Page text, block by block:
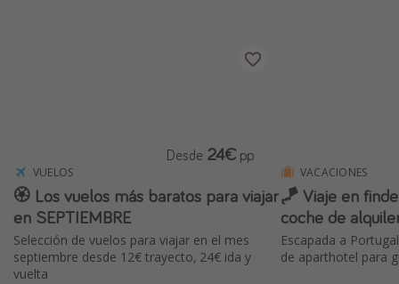
VUELOS
🏵️ Los vuelos más baratos para viajar
en SEPTIEMBRE
Selección de vuelos para viajar en el mes
septiembre desde 12€ trayecto, 24€ ida y
vuelta
Desde 24€ pp
VACACIONES
🪁 Viaje en
coche de
Escapada a
de aparthotel para